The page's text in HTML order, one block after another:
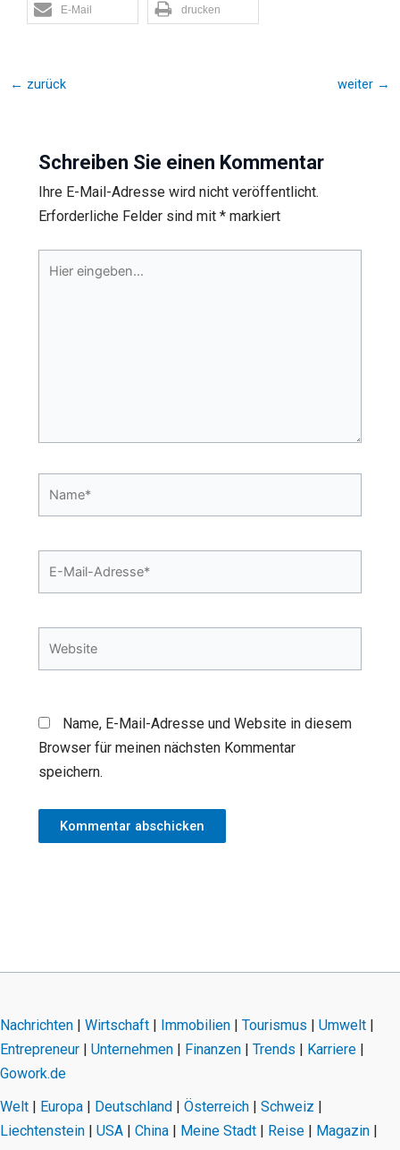
E-Mail drucken
← zurück weiter →
Schreiben Sie einen Kommentar
Ihre E-Mail-Adresse wird nicht veröffentlicht.
Erforderliche Felder sind mit *markiert
Name, E-Mail-Adresse und Website in diesem
Browser für meinen nächsten Kommentar
speichern.
Nachrichten | Wirtschaft | Immobilien | Tourismus | Umwelt |
Entrepreneur | Unternehmen | Finanzen | Trends | Karriere |
Gowork.de
Welt | Europa | Deutschland | Österreich | Schweiz |
Liechtenstein | USA | China | Meine Stadt | Reise | Magazin |